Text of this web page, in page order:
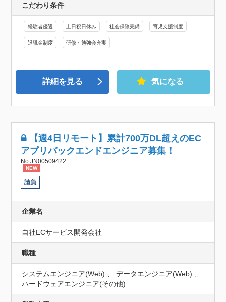
こだわり条件
経験者優遇 土日祝日休み 社会保険完備 育児支援制度
退職金制度 研修・勉強会充実
詳細を見る 気になる
【週4日リモート】累計700万DL超えのEC
アプリバックエンドエンジニア募集！
No.JN00509422
NEW
請負
企業名
自社ECサービス開発会社
職種
システムエンジニア(Web) 、 データエンジニア(Web) 、
ハードウェアエンジニア(その他)